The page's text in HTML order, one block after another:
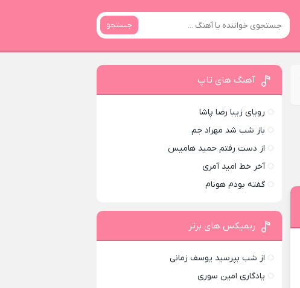
جستجو
آهنگ های تاپ
رویای زیبا رضا پاشا
باز شب شد مهراد جم
از دست رفتم حمید هامیس
آخر خط امید آمری
گفته بودم هونام
ریمیکس های برتر
از شب بپرسید یوسف زمانی
یادگاری امین سوری